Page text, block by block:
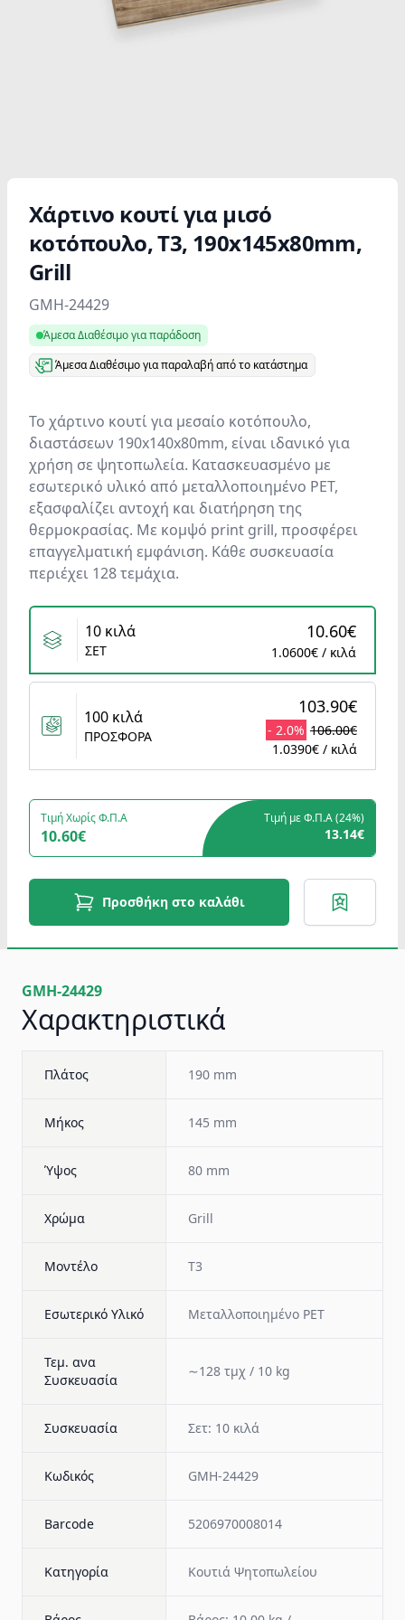
Χάρτινο κουτί για μισό
κοτόπουλο, T3, 190x145x80mm,
Grill
Product information
GMH-24429
Άμεσα Διαθέσιμο για παράδοση
Άμεσα Διαθέσιμο για παραλαβή από το κατάστημα
Το χάρτινο κουτί για μεσαίο κοτόπουλο,
διαστάσεων 190x140x80mm, είναι ιδανικό για
χρήση σε ψητοπωλεία. Κατασκευασμένο με
εσωτερικό υλικό από μεταλλοποιημένο PET,
εξασφαλίζει αντοχή και διατήρηση της
θερμοκρασίας. Με κομψό print grill, προσφέρει
επαγγελματική εμφάνιση. Κάθε συσκευασία
περιέχει 128 τεμάχια.
Variants
10 κιλά
ΣΕΤ
10.60€
1.0600€ / κιλά
100 κιλά
ΠΡΟΣΦΟΡΑ
103.90€
- 2.0% 106.00€
1.0390€ / κιλά
Τιμή Χωρίς Φ.Π.Α
10.60€
Τιμή με Φ.Π.Α (24%)
13.14€
Προσθήκη στο καλάθι
GMH-24429
Χαρακτηριστικά
Πλάτος 190 mm
Μήκος 145 mm
Ύψος 80 mm
Χρώμα Grill
Μοντέλο T3
Εσωτερικό Υλικό Μεταλλοποιημένο PET
Τεμ. ανα
Συσκευασία
∼128 τμχ / 10 kg
Συσκευασία Σετ: 10 κιλά
Κωδικός GMH-24429
Barcode 5206970008014
Κατηγορία Κουτιά Ψητοπωλείου